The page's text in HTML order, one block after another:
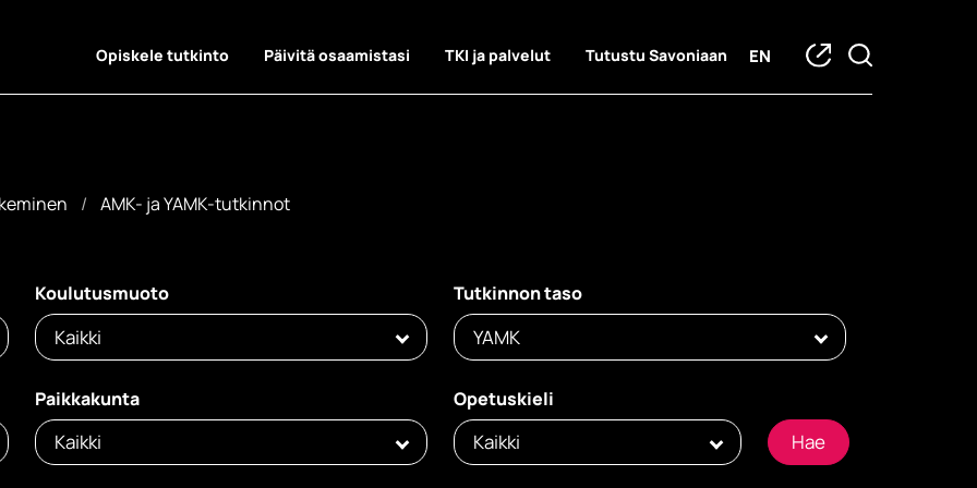
Opiskele tutkinto Päivitä osaamistasi TKI ja palvelut Tutustu Savoniaan EN
AMK- ja YAMK-tutkinnot
tutkinnot
Koulutusmuoto
Kaikki
Tutkinnon taso
YAMK
Paikkakunta
Kaikki
Opetuskieli
Kaikki Hae